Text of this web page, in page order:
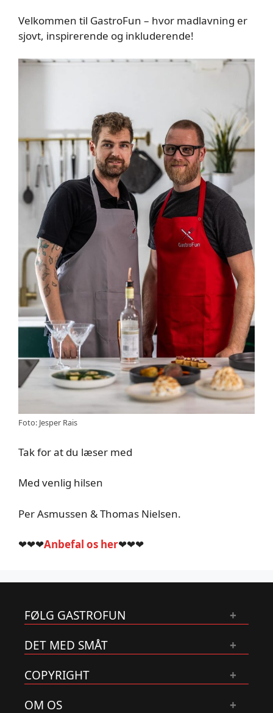
Velkommen til GastroFun – hvor madlavning er
sjovt, inspirerende og inkluderende!
Foto: Jesper Rais
Tak for at du læser med
Med venlig hilsen
Per Asmussen & Thomas Nielsen.
❤❤❤Anbefal os her❤❤❤
FØLG GASTROFUN
DET MED SMÅT
COPYRIGHT
OM OS